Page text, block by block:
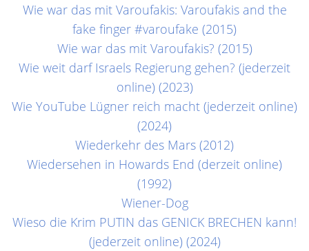
Wie war das mit Varoufakis: Varoufakis and the
fake finger #varoufake (2015)
Wie war das mit Varoufakis? (2015)
Wie weit darf Israels Regierung gehen? (jederzeit
online) (2023)
Wie YouTube Lügner reich macht (jederzeit online)
(2024)
Wiederkehr des Mars (2012)
Wiedersehen in Howards End (derzeit online)
(1992)
Wiener-Dog
Wieso die Krim PUTIN das GENICK BRECHEN kann!
(jederzeit online) (2024)